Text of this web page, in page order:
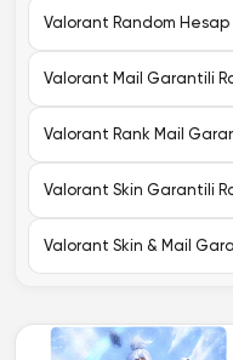
Valorant Random Hesap
Valorant Mail Garantili
Valorant Rank Mail
Valorant Skin Garantili
Valorant Skin & Mail